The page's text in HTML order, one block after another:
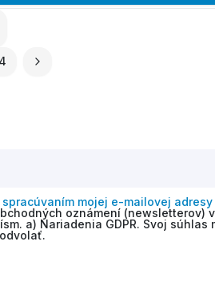
spracúvaním mojej e-mailovej adresy
oznámení (newsletterov)
a) Nariadenia GDPR. Svoj súhlas